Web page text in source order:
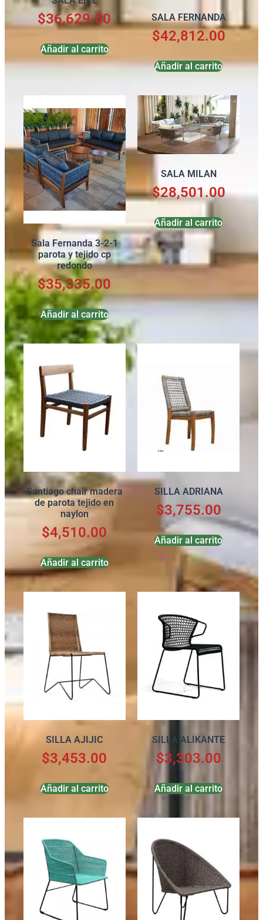
$36,629.00
Añadir al carrito
SALA FERNANDA
$42,812.00
Añadir al carrito
Sala Fernanda 3-2-1
parota y tejido cp
redondo
$35,335.00
Añadir al carrito
SALA MILAN
$28,501.00
Añadir al carrito
Santiago chair madera
de parota tejido en
naylon
$4,510.00
Añadir al carrito
SILLA ADRIANA
$3,755.00
Añadir al carrito
SILLA AJIJIC
$3,453.00
Añadir al carrito
SILLA ALIKANTE
$3,303.00
Añadir al carrito